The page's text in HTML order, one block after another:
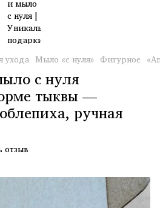
ухода Мыло «с нуля» Фигурное
с нуля
тыквы —
ручная
отзыв